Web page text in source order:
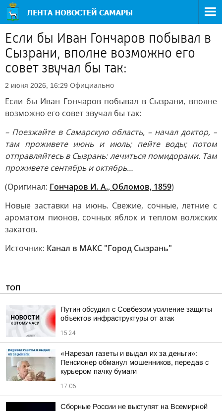
Если бы Иван Гончаров побывал в
Сызрани, вполне возможно его
совет звучал бы так:
2 июня 2026, 16:29 Официально
Если бы Иван Гончаров побывал в Сызрани, вполне
возможно его совет звучал бы так:
– Поезжайте в Самарскую область, – начал доктор, –
там проживете июнь и июль; пейте воды; потом
отправляйтесь в Сызрань: лечиться помидорами. Там
проживете сентябрь и октябрь…
(Оригинал: Гончаров И. А., Обломов, 1859)
Новые заставки на июнь. Свежие, сочные, летние с
ароматом пионов, сочных яблок и теплом волжских
закатов.
Источник: Канал в МАКС "Город Сызрань"
ТОП
Путин обсудил с Совбезом усиление защиты
объектов инфраструктуры от атак
15:24
«Нарезал газеты и выдал их за деньги»:
Пенсионер обманул мошенников, передав с
курьером пачку бумаги
17:06
Сборные России не выступят на Всемирной